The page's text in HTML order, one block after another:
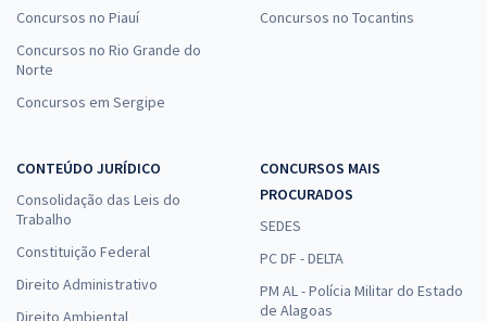
Concursos no Piauí
Concursos no Rio Grande do
Norte
Concursos em Sergipe
Concursos no Tocantins
CONTEÚDO JURÍDICO
Consolidação das Leis do
Trabalho
Constituição Federal
Direito Administrativo
Direito Ambiental
CONCURSOS MAIS
PROCURADOS
SEDES
PC DF - DELTA
PM AL - Polícia Militar do Estado
de Alagoas